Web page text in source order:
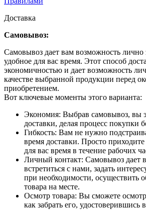
Доставка
Самовывоз:
Самовывоз дает вам возможность лично
удобное для вас время. Этот способ
экономичностью и дает возможность
качестве выбранной продукции перед
приобретением.
Вот ключевые моменты этого варианта:
Экономия: Выбрав самовывоз, вы
доставки, делая процесс покупки
Гибкость: Вам не нужно
время доставки. Просто приходите
для вас время в течение рабочих
Личный контакт: Самовывоз дает
встретиться с нами, задать
при необходимости, осуществить
товара на месте.
Осмотр товара: Вы сможете
как забрать его, удостоверившись